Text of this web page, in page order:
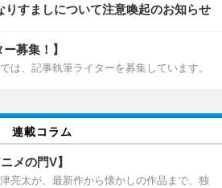
りすましについて注意喚起のお知らせ
募集！】
は、記事執筆ライターを募集しています。
連載コラム
メの門V】
亮太が、最新作から懐かしの作品まで、独